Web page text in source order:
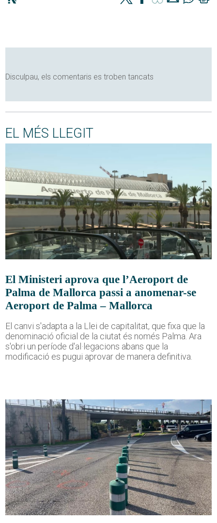
Disculpau, els comentaris es troben tancats
EL MÉS LLEGIT
El Ministeri aprova que l’Aeroport de
Palma de Mallorca passi a anomenar-se
Aeroport de Palma – Mallorca
El canvi s'adapta a la Llei de capitalitat, que fixa que la
denominació oficial de la ciutat és només Palma. Ara
s'obri un període d'al·legacions abans que la
modificació es pugui aprovar de manera definitiva.